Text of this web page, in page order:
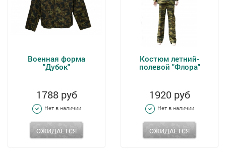
Военная форма
"Дубок"
1788 руб
Нет в наличии
ОЖИДАЕТСЯ
Костюм летний-
полевой "Флора"
1920 руб
Нет в наличии
ОЖИДАЕТСЯ